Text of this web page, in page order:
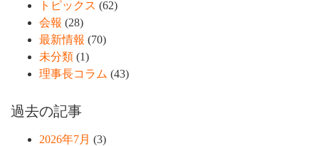
トピックス (62)
会報 (28)
最新情報 (70)
未分類 (1)
理事長コラム (43)
過去の記事
2026年7月 (3)